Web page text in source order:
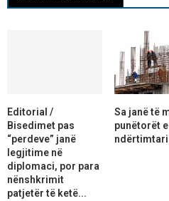
Editorial /
Bisedimet pas
“perdeve” janë
legjitime në
diplomaci, por para
nënshkrimit
patjetër të ketë...
Sa janë të
punëtorët e